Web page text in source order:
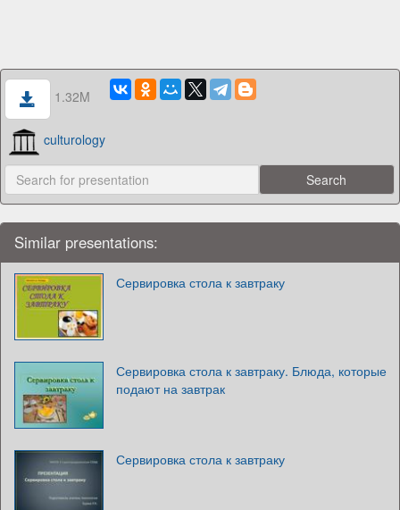
1.32M
culturology
Similar presentations:
Сервировка стола к завтраку
Сервировка стола к завтраку. Блюда, которые
подают на завтрак
Сервировка стола к завтраку